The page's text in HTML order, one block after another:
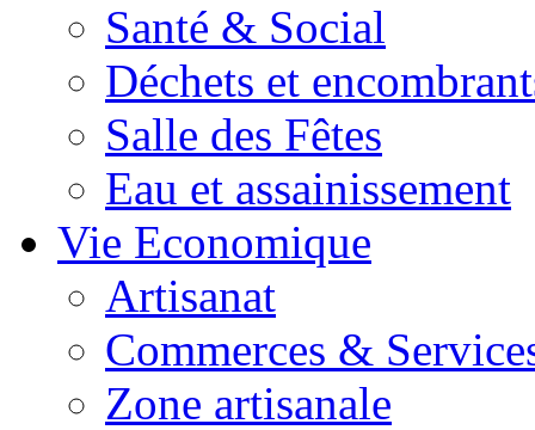
Santé & Social
Déchets et
Salle des Fêtes
Eau et assainissement
Vie Economique
Artisanat
Commerces &
Zone artisanale